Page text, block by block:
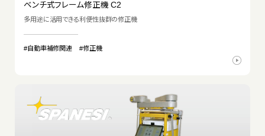
ベンチ式フレーム修正機 C2
多用途に活用できる利便性抜群の修正機
#自動車補修関連 #修正機